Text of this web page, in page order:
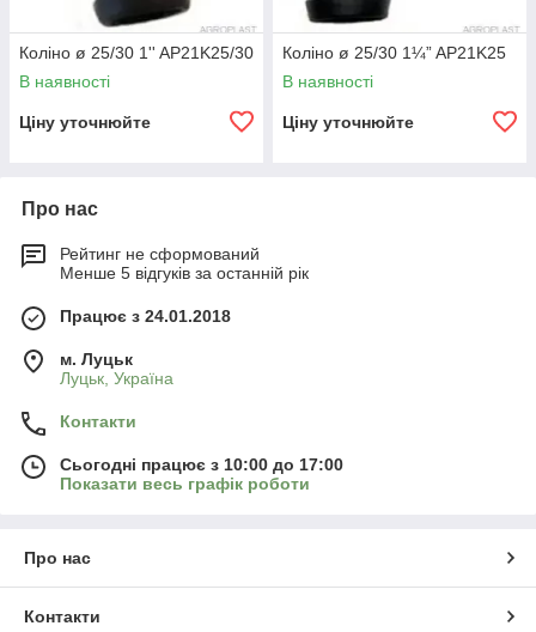
Коліно ø 25/30 1'' AP21K25/30
В наявності
Ціну уточнюйте
Коліно ø 25/30 1¼” AP21K25
В наявності
Ціну уточнюйте
Про нас
Рейтинг не сформований
Менше 5 відгуків за останній рік
Працює з 24.01.2018
м. Луцьк
Луцьк, Україна
Контакти
Сьогодні працює з 10:00 до 17:00
Показати весь графік роботи
Про нас
Контакти